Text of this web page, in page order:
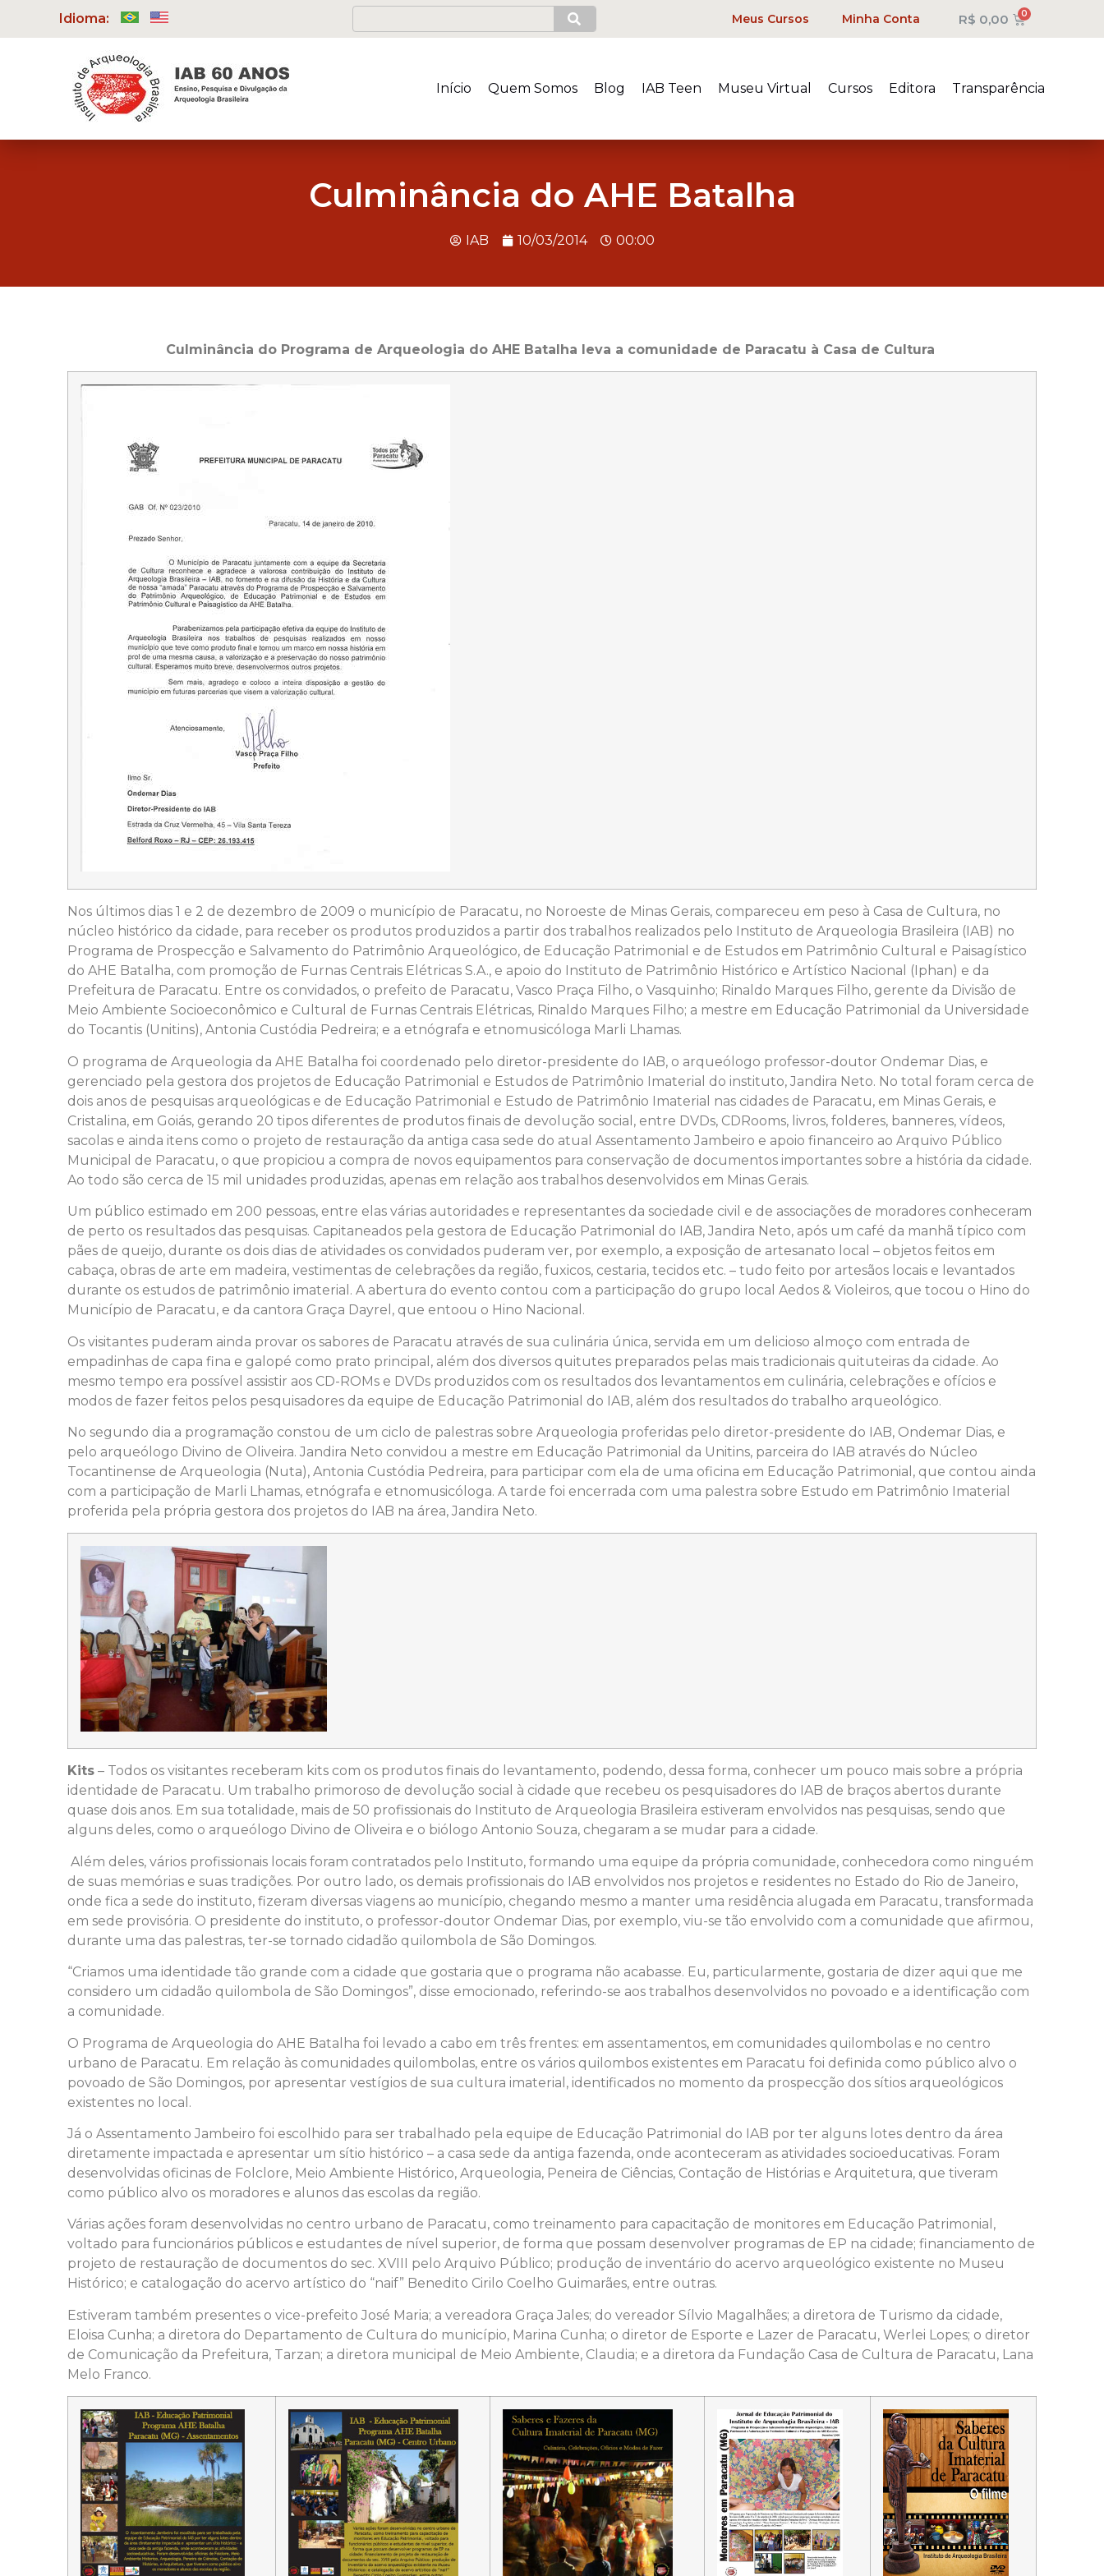
Idioma: Meus Cursos Minha Conta R$ 0,00
Início Quem Somos Blog IAB Teen Museu Virtual Cursos Editora Transparência
Culminância do AHE Batalha
IAB 10/03/2014 00:00
Culminância do Programa de Arqueologia do AHE Batalha leva a comunidade de Paracatu à Casa de Cultura
Nos últimos dias 1 e 2 de dezembro de 2009 o município de Paracatu, no Noroeste de Minas Gerais, compareceu em peso à Casa de Cultura, no
núcleo histórico da cidade, para receber os produtos produzidos a partir dos trabalhos realizados pelo Instituto de Arqueologia Brasileira (IAB) no
Programa de Prospecção e Salvamento do Patrimônio Arqueológico, de Educação Patrimonial e de Estudos em Patrimônio Cultural e Paisagístico
do AHE Batalha, com promoção de Furnas Centrais Elétricas S.A., e apoio do Instituto de Patrimônio Histórico e Artístico Nacional (Iphan) e da
Prefeitura de Paracatu. Entre os convidados, o prefeito de Paracatu, Vasco Praça Filho, o Vasquinho; Rinaldo Marques Filho, gerente da Divisão de
Meio Ambiente Socioeconômico e Cultural de Furnas Centrais Elétricas, Rinaldo Marques Filho; a mestre em Educação Patrimonial da Universidade
do Tocantis (Unitins), Antonia Custódia Pedreira; e a etnógrafa e etnomusicóloga Marli Lhamas.
O programa de Arqueologia da AHE Batalha foi coordenado pelo diretor-presidente do IAB, o arqueólogo professor-doutor Ondemar Dias, e
gerenciado pela gestora dos projetos de Educação Patrimonial e Estudos de Patrimônio Imaterial do instituto, Jandira Neto. No total foram cerca de
dois anos de pesquisas arqueológicas e de Educação Patrimonial e Estudo de Patrimônio Imaterial nas cidades de Paracatu, em Minas Gerais, e
Cristalina, em Goiás, gerando 20 tipos diferentes de produtos finais de devolução social, entre DVDs, CDRooms, livros, folderes, banneres, vídeos,
sacolas e ainda itens como o projeto de restauração da antiga casa sede do atual Assentamento Jambeiro e apoio financeiro ao Arquivo Público
Municipal de Paracatu, o que propiciou a compra de novos equipamentos para conservação de documentos importantes sobre a história da cidade.
Ao todo são cerca de 15 mil unidades produzidas, apenas em relação aos trabalhos desenvolvidos em Minas Gerais.
Um público estimado em 200 pessoas, entre elas várias autoridades e representantes da sociedade civil e de associações de moradores conheceram
de perto os resultados das pesquisas. Capitaneados pela gestora de Educação Patrimonial do IAB, Jandira Neto, após um café da manhã típico com
pães de queijo, durante os dois dias de atividades os convidados puderam ver, por exemplo, a exposição de artesanato local – objetos feitos em
cabaça, obras de arte em madeira, vestimentas de celebrações da região, fuxicos, cestaria, tecidos etc. – tudo feito por artesãos locais e levantados
durante os estudos de patrimônio imaterial. A abertura do evento contou com a participação do grupo local Aedos & Violeiros, que tocou o Hino do
Município de Paracatu, e da cantora Graça Dayrel, que entoou o Hino Nacional.
Os visitantes puderam ainda provar os sabores de Paracatu através de sua culinária única, servida em um delicioso almoço com entrada de
empadinhas de capa fina e galopé como prato principal, além dos diversos quitutes preparados pelas mais tradicionais quituteiras da cidade. Ao
mesmo tempo era possível assistir aos CD-ROMs e DVDs produzidos com os resultados dos levantamentos em culinária, celebrações e ofícios e
modos de fazer feitos pelos pesquisadores da equipe de Educação Patrimonial do IAB, além dos resultados do trabalho arqueológico.
No segundo dia a programação constou de um ciclo de palestras sobre Arqueologia proferidas pelo diretor-presidente do IAB, Ondemar Dias, e
pelo arqueólogo Divino de Oliveira. Jandira Neto convidou a mestre em Educação Patrimonial da Unitins, parceira do IAB através do Núcleo
Tocantinense de Arqueologia (Nuta), Antonia Custódia Pedreira, para participar com ela de uma oficina em Educação Patrimonial, que contou ainda
com a participação de Marli Lhamas, etnógrafa e etnomusicóloga. A tarde foi encerrada com uma palestra sobre Estudo em Patrimônio Imaterial
proferida pela própria gestora dos projetos do IAB na área, Jandira Neto.
Kits – Todos os visitantes receberam kits com os produtos finais do levantamento, podendo, dessa forma, conhecer um pouco mais sobre a própria
identidade de Paracatu. Um trabalho primoroso de devolução social à cidade que recebeu os pesquisadores do IAB de braços abertos durante
quase dois anos. Em sua totalidade, mais de 50 profissionais do Instituto de Arqueologia Brasileira estiveram envolvidos nas pesquisas, sendo que
alguns deles, como o arqueólogo Divino de Oliveira e o biólogo Antonio Souza, chegaram a se mudar para a cidade.
Além deles, vários profissionais locais foram contratados pelo Instituto, formando uma equipe da própria comunidade, conhecedora como ninguém
de suas memórias e suas tradições. Por outro lado, os demais profissionais do IAB envolvidos nos projetos e residentes no Estado do Rio de Janeiro,
onde fica a sede do instituto, fizeram diversas viagens ao município, chegando mesmo a manter uma residência alugada em Paracatu, transformada
em sede provisória. O presidente do instituto, o professor-doutor Ondemar Dias, por exemplo, viu-se tão envolvido com a comunidade que afirmou,
durante uma das palestras, ter-se tornado cidadão quilombola de São Domingos.
“Criamos uma identidade tão grande com a cidade que gostaria que o programa não acabasse. Eu, particularmente, gostaria de dizer aqui que me
considero um cidadão quilombola de São Domingos”, disse emocionado, referindo-se aos trabalhos desenvolvidos no povoado e a identificação com
a comunidade.
O Programa de Arqueologia do AHE Batalha foi levado a cabo em três frentes: em assentamentos, em comunidades quilombolas e no centro
urbano de Paracatu. Em relação às comunidades quilombolas, entre os vários quilombos existentes em Paracatu foi definida como público alvo o
povoado de São Domingos, por apresentar vestígios de sua cultura imaterial, identificados no momento da prospecção dos sítios arqueológicos
existentes no local.
Já o Assentamento Jambeiro foi escolhido para ser trabalhado pela equipe de Educação Patrimonial do IAB por ter alguns lotes dentro da área
diretamente impactada e apresentar um sítio histórico – a casa sede da antiga fazenda, onde aconteceram as atividades socioeducativas. Foram
desenvolvidas oficinas de Folclore, Meio Ambiente Histórico, Arqueologia, Peneira de Ciências, Contação de Histórias e Arquitetura, que tiveram
como público alvo os moradores e alunos das escolas da região.
Várias ações foram desenvolvidas no centro urbano de Paracatu, como treinamento para capacitação de monitores em Educação Patrimonial,
voltado para funcionários públicos e estudantes de nível superior, de forma que possam desenvolver programas de EP na cidade; financiamento de
projeto de restauração de documentos do sec. XVIII pelo Arquivo Público; produção de inventário do acervo arqueológico existente no Museu
Histórico; e catalogação do acervo artístico do “naif” Benedito Cirilo Coelho Guimarães, entre outras.
Estiveram também presentes o vice-prefeito José Maria; a vereadora Graça Jales; do vereador Sílvio Magalhães; a diretora de Turismo da cidade,
Eloisa Cunha; a diretora do Departamento de Cultura do município, Marina Cunha; o diretor de Esporte e Lazer de Paracatu, Werlei Lopes; o diretor
de Comunicação da Prefeitura, Tarzan; a diretora municipal de Meio Ambiente, Claudia; e a diretora da Fundação Casa de Cultura de Paracatu, Lana
Melo Franco.